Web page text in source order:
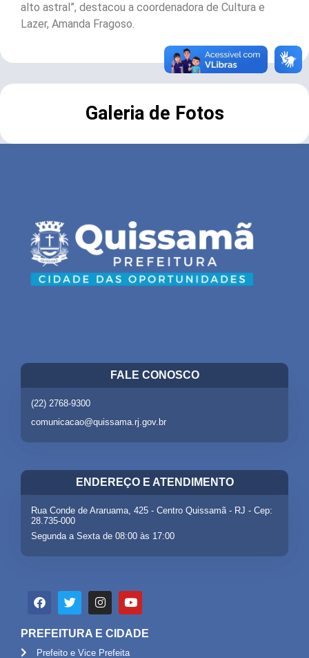
alto astral”, destacou a coordenadora de Cultura e
Lazer, Amanda Fragoso.
Galeria de Fotos
FALE CONOSCO
(22) 2768-9300
comunicacao@quissama.rj.gov.br
ENDEREÇO E ATENDIMENTO
Rua Conde de Araruama, 425 - Centro Quissamã - RJ - Cep:
28.735-000
Segunda a Sexta de 08:00 às 17:00
PREFEITURA E CIDADE
Prefeito e Vice Prefeita